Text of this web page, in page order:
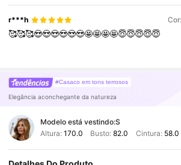
r***h
🥰🥰🥰😍😍😍😍😍😍🤩🤩🤩🤩😇😇😇😇😇
#Casaco em tons terrosos
Elegância aconchegante da natureza
Modelo está vestindo:S
Altura: 170.0 Busto:82.0 Cintura: 58.0